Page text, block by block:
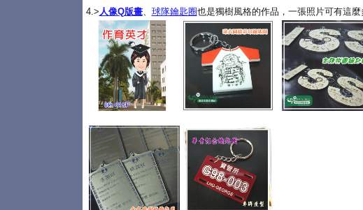
4.> 人像Q版畫、 球隊鑰匙圈也是獨樹風格的作品，一張照片可有這